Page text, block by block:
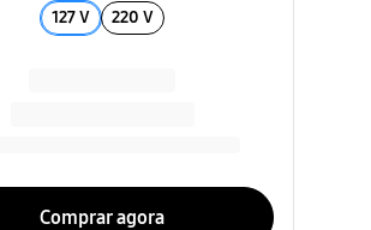
127 V 220 V
Comprar agora